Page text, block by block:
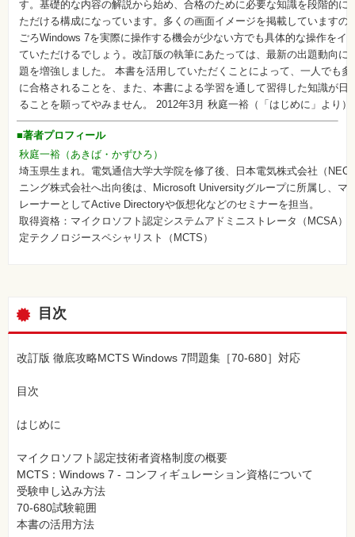
す。基礎的な内容の解説から始め、合格のために必要な知識を段階的に
ただける構成になっています。多くの画面イメージを掲載していますの
ごろWindows 7を実際に操作する機会が少ない方でも具体的な操作をイ
ていただけるでしょう。改訂版の執筆にあたっては、最新の出題動向に
題を増強しました。 本書を活用していただくことによって、一人でも多
に合格されることを、また、本書による学習を通して習得した知識が日
ることを願ってやみません。 2012年3月 秋庭一裕（「はじめに」より）
■著者プロフィール
秋庭一裕（あきば・かずひろ）
埼玉県生まれ。電気通信大学大学院を修了後、日本電気株式会社（NEC
ニング株式会社へ出向後は、Microsoft Universityグループに所属し、マ
レーナーとしてActive Directoryや仮想化などのセミナーを担当。
取得資格：マイクロソフト認定システムアドミニストレータ（MCSA）
定テクノロジースペシャリスト（MCTS）
目次
改訂版 徹底攻略MCTS Windows 7問題集［70-680］対応
目次
はじめに
マイクロソフト認定技術者資格制度の概要
MCTS：Windows 7 - コンフィギュレーション資格について
受験申し込み方法
70-680試験範囲
本書の活用方法